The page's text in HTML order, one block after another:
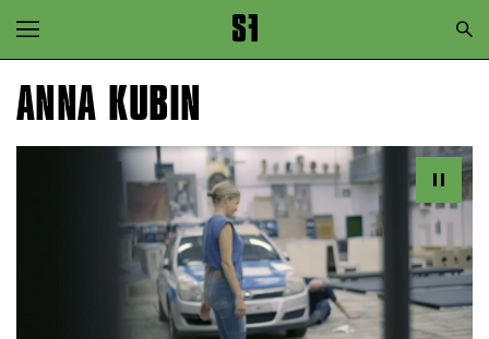
Zur Hauptnavigation springen
Zum Hauptinhalt springen
ANNA KUBIN